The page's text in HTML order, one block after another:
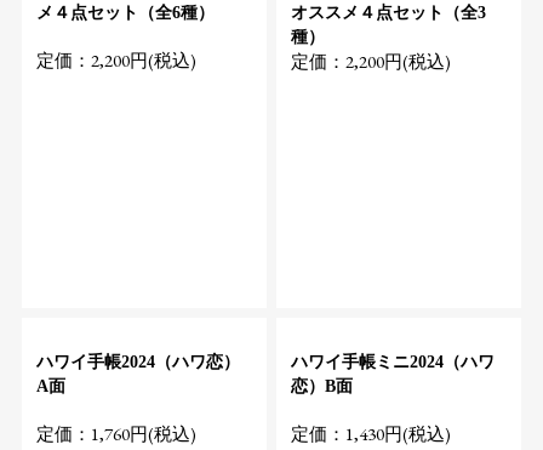
メ４点セット（全6種）
定価：2,200円(税込)
オススメ４点セット（全3
種）
定価：2,200円(税込)
ハワイ手帳2024（ハワ恋）
A面
定価：1,760円(税込)
ハワイ手帳ミニ2024（ハワ
恋）B面
定価：1,430円(税込)